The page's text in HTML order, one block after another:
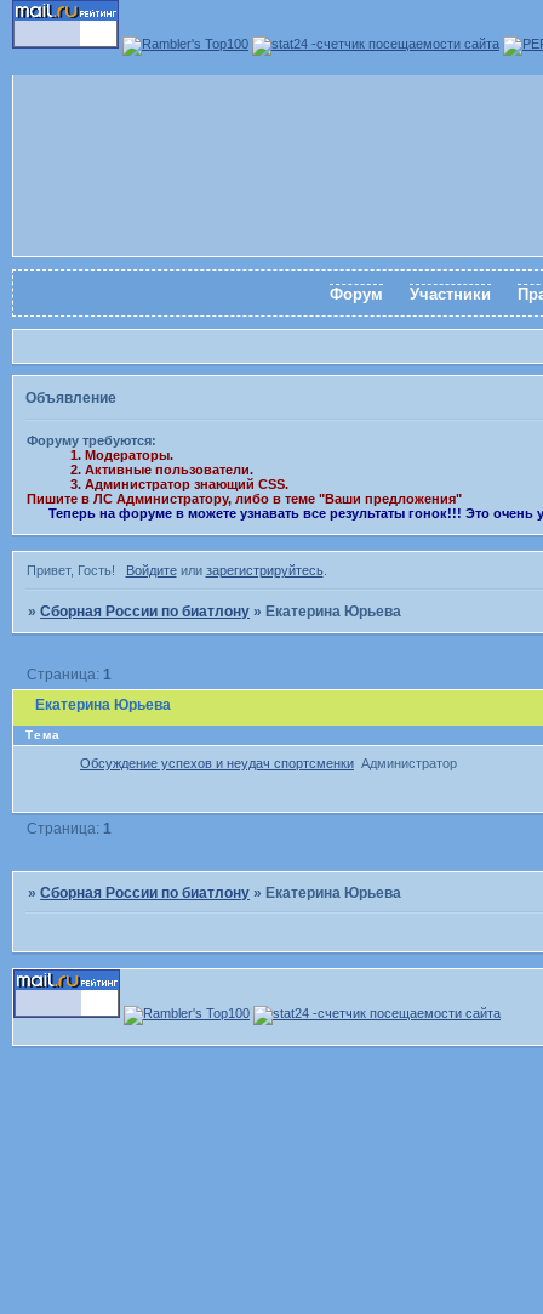
Форум Участники
Объявление
Форуму требуются:
1. Модераторы.
2. Активные пользователи.
3. Администратор знающий CSS.
Пишите в ЛС Администратору, либо в теме "Ваши предложения"
Теперь на форуме в можете узнавать все результаты гонок!!! Это
Привет, Гость! Войдитеили зарегистрируйтесь.
»Сборная России по биатлону »Екатерина Юрьева
Екатерина Юрьева
Страница: 1
Тема
Обсуждение успехов и неудач спортсменки Администратор
Страница: 1
»Сборная России по биатлону » Екатерина Юрьева